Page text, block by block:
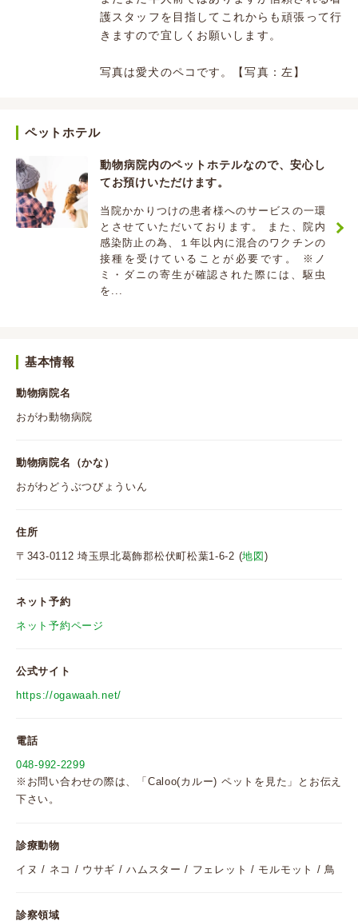
護スタッフを目指してこれからも頑張って行
きますので宜しくお願いします。
写真は愛犬のペコです。【写真：左】
ペットホテル
動物病院内のペットホテルなので、安心し
てお預けいただけます。
当院かかりつけの患者様へのサービスの一環
とさせていただいております。 また、院内
感染防止の為、１年以内に混合のワクチンの
接種を受けていることが必要です。 ※ノ
ミ・ダニの寄生が確認された際には、駆虫
を...
基本情報
動物病院名
おがわ動物病院
動物病院名（かな）
おがわどうぶつびょういん
住所
〒343-0112 埼玉県北葛飾郡松伏町松葉1-6-2 (地図 )
ネット予約
ネット予約ページ
公式サイト
https://ogawaah.net/
電話
048-992-2299
※お問い合わせの際は、「Caloo(カルー) ペットを見た」とお伝え
下さい。
診療動物
イヌ / ネコ / ウサギ / ハムスター / フェレット / モルモット / 鳥
診察領域